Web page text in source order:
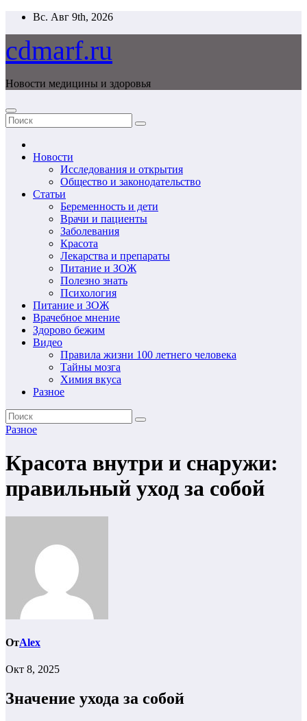
Перейти
содержимому
Вс. Авг 9th, 2026
cdmarf.ru
Новости медицины и здоровья
Новости
Исследования и открытия
Общество и законодательство
Статьи
Беременность и дети
Врачи и пациенты
Заболевания
Красота
Лекарства и препараты
Питание и ЗОЖ
Полезно знать
Психология
Питание и ЗОЖ
Врачебное мнение
Здорово бежим
Видео
Правила жизни 100 летнего человека
Тайны мозга
Химия вкуса
Разное
Разное
Красота внутри и снаружи:
правильный уход за собой
ОтAlex
Окт 8, 2025
Значение ухода за собой